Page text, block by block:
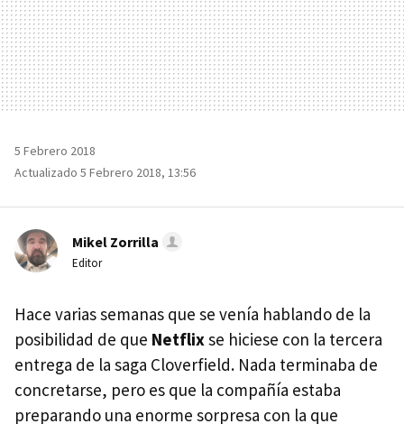
5 Febrero 2018
Actualizado 5 Febrero 2018, 13:56
Mikel Zorrilla
Editor
Hace varias semanas que se venía hablando de la
posibilidad de que Netflixse hiciese con la tercera
entrega de la saga Cloverfield. Nada terminaba de
concretarse, pero es que la compañía estaba
preparando una enorme sorpresa con la que